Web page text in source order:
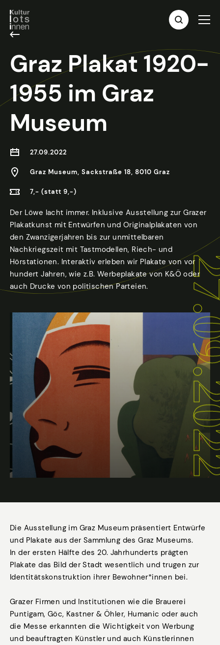
Graz Plakat 1920-
1955 im Graz
Museum
27.09.2022
Graz Museum, Sackstraße 18, 8010 Graz
7,- (statt 9,-)
Der Löwe lacht immer. Inklusive Ausstellung zur Grazer
Plakatkunst mit Entwürfen und Originalplakaten von
den Zwanzigerjahren bis zur unmittelbaren
Nachkriegszeit mit Tastmodellen, Riech- und
Hörstationen. Interaktiv erleben wir Plakate von vor
hundert Jahren, wie z.B. Werbeplakate von K&Ö oder
auch Drucke von politischen Parteien.
Die Ausstellung im Graz Museum präsentiert Entwürfe
und Plakate aus der Sammlung des Graz Museums.
In der ersten Hälfte des 20. Jahrhunderts prägten
Plakate das Bild der Stadt wesentlich und trugen zur
Identitätskonstruktion ihrer Bewohner*innen bei.
Grazer Firmen und Institutionen wie die Brauerei
Puntigam, Göc, Kastner & Öhler, Humanic oder auch
die Messe erkannten die Wichtigkeit von Werbung
und beauftragten Künstler und auch Künstlerinnen